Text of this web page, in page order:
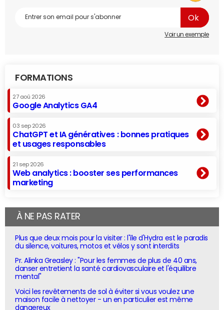
Voir un exemple
FORMATIONS
27 aoû 2026
Google Analytics GA4
03 sep 2026
ChatGPT et IA génératives : bonnes pratiques
et usages responsables
21 sep 2026
Web analytics : booster ses performances
marketing
À NE PAS RATER
Plus que deux mois pour la visiter : l'île d'Hydra est le paradis
du silence, voitures, motos et vélos y sont interdits
Pr. Alinka Greasley : "Pour les femmes de plus de 40 ans,
danser entretient la santé cardiovasculaire et l'équilibre
mental"
Voici les revêtements de sol à éviter si vous voulez une
maison facile à nettoyer - un en particulier est même
dangereux